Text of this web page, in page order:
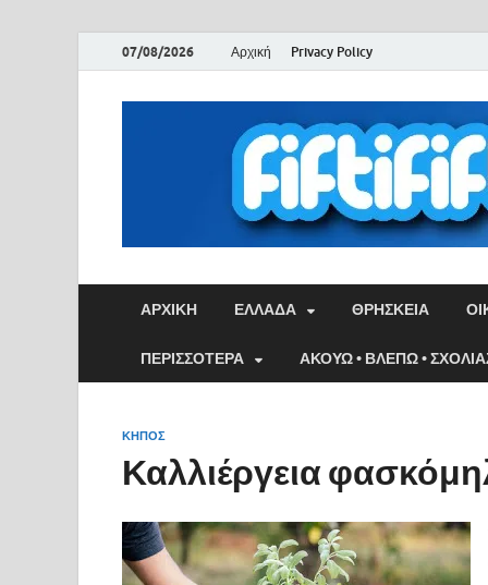
07/08/2026 Αρχική Privacy Policy
ΑΡΧΙΚΉ ΕΛΛΑΔΑ ΘΡΗΣΚΕΙΑ
ΠΕΡΙΣΣΟΤΕΡΑ ΑΚΟΥΩ • ΒΛΕΠΩ •
ΚΗΠΟΣ
Καλλιέργεια